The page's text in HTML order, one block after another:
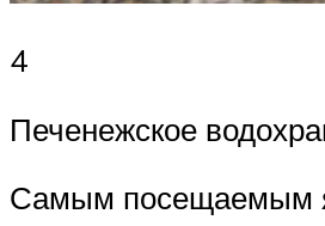
4
Печенежское
Самым посещаемым